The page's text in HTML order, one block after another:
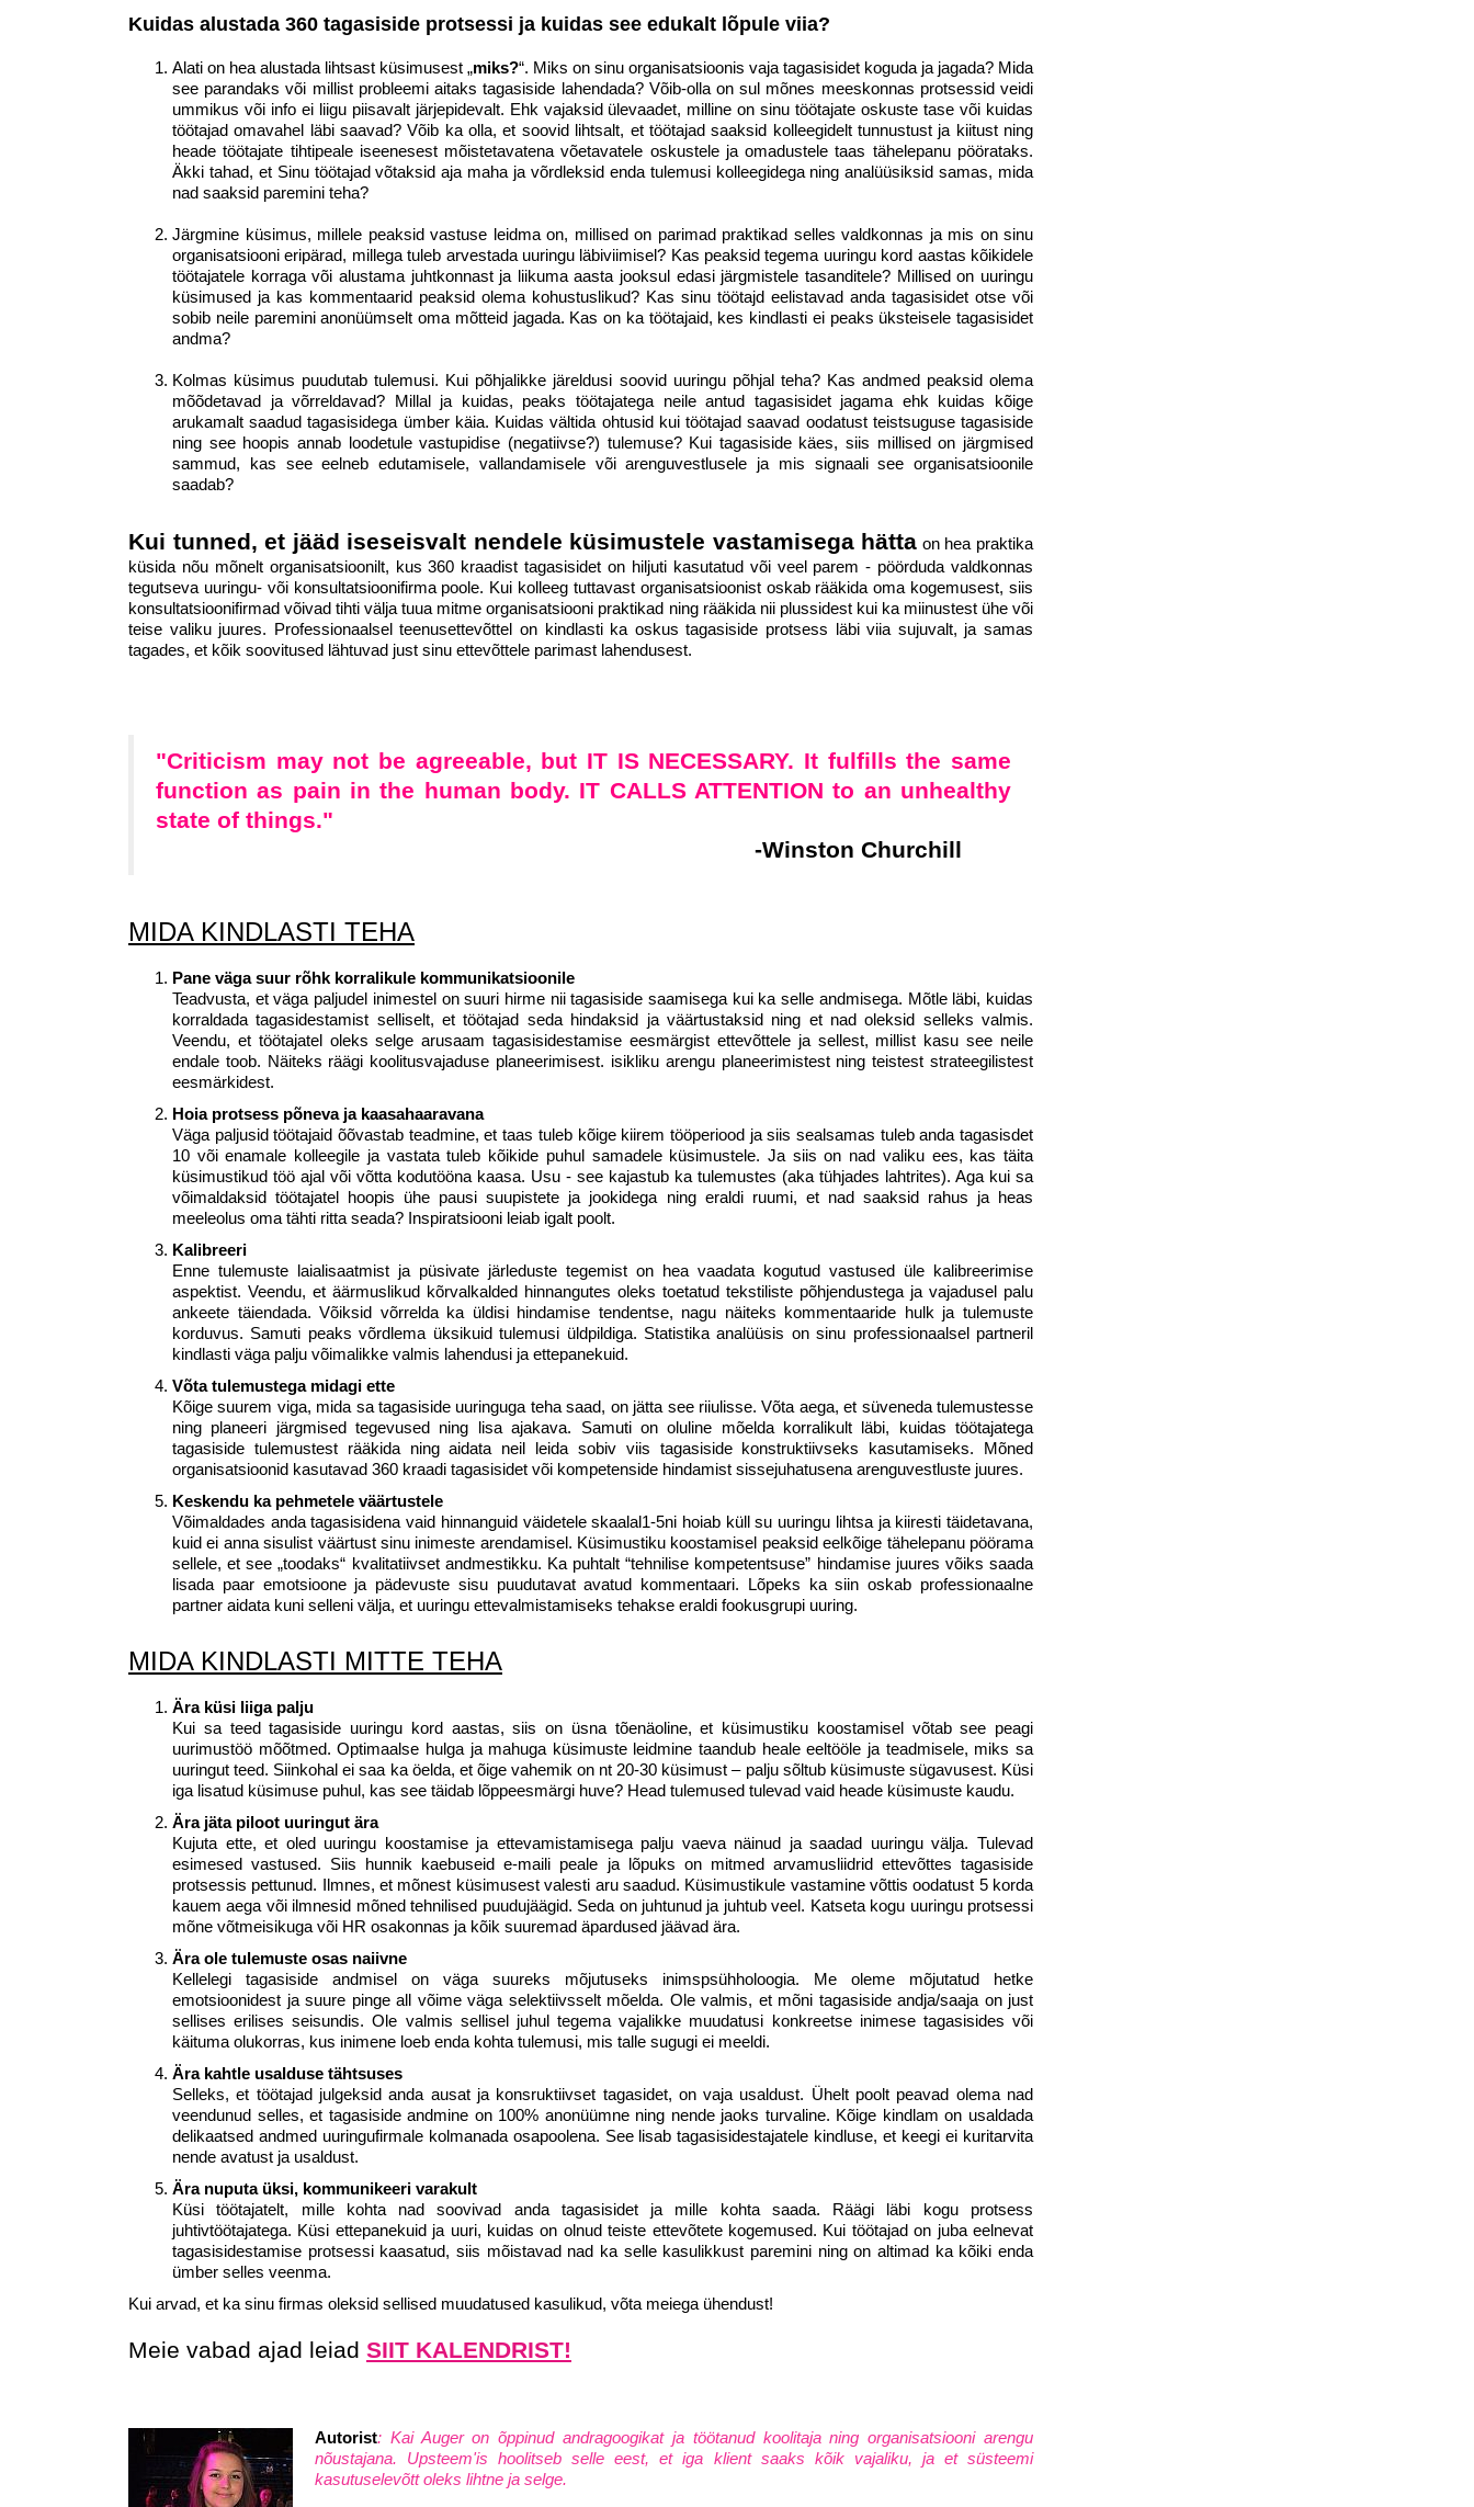
Kuidas alustada 360 tagasiside protsessi ja kuidas see edukalt lõpule viia?
Alati on hea alustada lihtsast küsimusest „miks?“. Miks on sinu organisatsioonis vaja tagasisidet koguda ja jagada? Mida
see parandaks või millist probleemi aitaks tagasiside lahendada? Võib-olla on sul mõnes meeskonnas protsessid veidi
ummikus või info ei liigu piisavalt järjepidevalt. Ehk vajaksid ülevaadet, milline on sinu töötajate oskuste tase või kuidas
töötajad omavahel läbi saavad? Võib ka olla, et soovid lihtsalt, et töötajad saaksid kolleegidelt tunnustust ja kiitust ning
heade töötajate tihtipeale iseenesest mõistetavatena võetavatele oskustele ja omadustele taas tähelepanu pöörataks.
Äkki tahad, et Sinu töötajad võtaksid aja maha ja võrdleksid enda tulemusi kolleegidega ning analüüsiksid samas, mida
nad saaksid paremini teha?
Järgmine küsimus, millele peaksid vastuse leidma on, millised on parimad praktikad selles valdkonnas ja mis on sinu
organisatsiooni eripärad, millega tuleb arvestada uuringu läbiviimisel? Kas peaksid tegema uuringu kord aastas kõikidele
töötajatele korraga või alustama juhtkonnast ja liikuma aasta jooksul edasi järgmistele tasanditele? Millised on uuringu
küsimused ja kas kommentaarid peaksid olema kohustuslikud? Kas sinu töötajd eelistavad anda tagasisidet otse või
sobib neile paremini anonüümselt oma mõtteid jagada. Kas on ka töötajaid, kes kindlasti ei peaks üksteisele tagasisidet
andma?
Kolmas küsimus puudutab tulemusi. Kui põhjalikke järeldusi soovid uuringu põhjal teha? Kas andmed peaksid olema
mõõdetavad ja võrreldavad? Millal ja kuidas, peaks töötajatega neile antud tagasisidet jagama ehk kuidas kõige
arukamalt saadud tagasisidega ümber käia. Kuidas vältida ohtusid kui töötajad saavad oodatust teistsuguse tagasiside
ning see hoopis annab loodetule vastupidise (negatiivse?) tulemuse? Kui tagasiside käes, siis millised on järgmised
sammud, kas see eelneb edutamisele, vallandamisele või arenguvestlusele ja mis signaali see organisatsioonile
saadab?
Kui tunned, et jääd iseseisvalt nendele küsimustele vastamisega hätta on hea praktika
küsida nõu mõnelt organisatsioonilt, kus 360 kraadist tagasisidet on hiljuti kasutatud või veel parem - pöörduda valdkonnas
tegutseva uuringu- või konsultatsioonifirma poole. Kui kolleeg tuttavast organisatsioonist oskab rääkida oma kogemusest, siis
konsultatsioonifirmad võivad tihti välja tuua mitme organisatsiooni praktikad ning rääkida nii plussidest kui ka miinustest ühe või
teise valiku juures. Professionaalsel teenusettevõttel on kindlasti ka oskus tagasiside protsess läbi viia sujuvalt, ja samas
tagades, et kõik soovitused lähtuvad just sinu ettevõttele parimast lahendusest.
"Criticism may not be agreeable, but IT IS NECESSARY. It fulfills the same
function as pain in the human body. IT CALLS ATTENTION to an unhealthy
state of things."
-Winston Churchill
MIDA KINDLASTI TEHA
Pane väga suur rõhk korralikule kommunikatsioonile
Teadvusta, et väga paljudel inimestel on suuri hirme nii tagasiside saamisega kui ka selle andmisega. Mõtle läbi, kuidas
korraldada tagasidestamist selliselt, et töötajad seda hindaksid ja väärtustaksid ning et nad oleksid selleks valmis.
Veendu, et töötajatel oleks selge arusaam tagasisidestamise eesmärgist ettevõttele ja sellest, millist kasu see neile
endale toob. Näiteks räägi koolitusvajaduse planeerimisest. isikliku arengu planeerimistest ning teistest strateegilistest
eesmärkidest.
Hoia protsess põneva ja kaasahaaravana
Väga paljusid töötajaid õõvastab teadmine, et taas tuleb kõige kiirem tööperiood ja siis sealsamas tuleb anda tagasisdet
10 või enamale kolleegile ja vastata tuleb kõikide puhul samadele küsimustele. Ja siis on nad valiku ees, kas täita
küsimustikud töö ajal või võtta kodutööna kaasa. Usu - see kajastub ka tulemustes (aka tühjades lahtrites). Aga kui sa
võimaldaksid töötajatel hoopis ühe pausi suupistete ja jookidega ning eraldi ruumi, et nad saaksid rahus ja heas
meeleolus oma tähti ritta seada? Inspiratsiooni leiab igalt poolt.
Kalibreeri
Enne tulemuste laialisaatmist ja püsivate järleduste tegemist on hea vaadata kogutud vastused üle kalibreerimise
aspektist. Veendu, et äärmuslikud kõrvalkalded hinnangutes oleks toetatud tekstiliste põhjendustega ja vajadusel palu
ankeete täiendada. Võiksid võrrelda ka üldisi hindamise tendentse, nagu näiteks kommentaaride hulk ja tulemuste
korduvus. Samuti peaks võrdlema üksikuid tulemusi üldpildiga. Statistika analüüsis on sinu professionaalsel partneril
kindlasti väga palju võimalikke valmis lahendusi ja ettepanekuid.
Võta tulemustega midagi ette
Kõige suurem viga, mida sa tagasiside uuringuga teha saad, on jätta see riiulisse. Võta aega, et süveneda tulemustesse
ning planeeri järgmised tegevused ning lisa ajakava. Samuti on oluline mõelda korralikult läbi, kuidas töötajatega
tagasiside tulemustest rääkida ning aidata neil leida sobiv viis tagasiside konstruktiivseks kasutamiseks. Mõned
organisatsioonid kasutavad 360 kraadi tagasisidet või kompetenside hindamist sissejuhatusena arenguvestluste juures.
Keskendu ka pehmetele väärtustele
Võimaldades anda tagasisidena vaid hinnanguid väidetele skaalal1-5ni hoiab küll su uuringu lihtsa ja kiiresti täidetavana,
kuid ei anna sisulist väärtust sinu inimeste arendamisel. Küsimustiku koostamisel peaksid eelkõige tähelepanu pöörama
sellele, et see „toodaks“ kvalitatiivset andmestikku. Ka puhtalt “tehnilise kompetentsuse” hindamise juures võiks saada
lisada paar emotsioone ja pädevuste sisu puudutavat avatud kommentaari. Lõpeks ka siin oskab professionaalne
partner aidata kuni selleni välja, et uuringu ettevalmistamiseks tehakse eraldi fookusgrupi uuring.
MIDA KINDLASTI MITTE TEHA
Ära küsi liiga palju
Kui sa teed tagasiside uuringu kord aastas, siis on üsna tõenäoline, et küsimustiku koostamisel võtab see peagi
uurimustöö mõõtmed. Optimaalse hulga ja mahuga küsimuste leidmine taandub heale eeltööle ja teadmisele, miks sa
uuringut teed. Siinkohal ei saa ka öelda, et õige vahemik on nt 20-30 küsimust – palju sõltub küsimuste sügavusest. Küsi
iga lisatud küsimuse puhul, kas see täidab lõppeesmärgi huve? Head tulemused tulevad vaid heade küsimuste kaudu.
Ära jäta piloot uuringut ära
Kujuta ette, et oled uuringu koostamise ja ettevamistamisega palju vaeva näinud ja saadad uuringu välja. Tulevad
esimesed vastused. Siis hunnik kaebuseid e-maili peale ja lõpuks on mitmed arvamusliidrid ettevõttes tagasiside
protsessis pettunud. Ilmnes, et mõnest küsimusest valesti aru saadud. Küsimustikule vastamine võttis oodatust 5 korda
kauem aega või ilmnesid mõned tehnilised puudujäägid. Seda on juhtunud ja juhtub veel. Katseta kogu uuringu protsessi
mõne võtmeisikuga või HR osakonnas ja kõik suuremad äpardused jäävad ära.
Ära ole tulemuste osas naiivne
Kellelegi tagasiside andmisel on väga suureks mõjutuseks inimspsühholoogia. Me oleme mõjutatud hetke
emotsioonidest ja suure pinge all võime väga selektiivsselt mõelda. Ole valmis, et mõni tagasiside andja/saaja on just
sellises erilises seisundis. Ole valmis sellisel juhul tegema vajalikke muudatusi konkreetse inimese tagasisides või
käituma olukorras, kus inimene loeb enda kohta tulemusi, mis talle sugugi ei meeldi.
Ära kahtle usalduse tähtsuses
Selleks, et töötajad julgeksid anda ausat ja konsruktiivset tagasidet, on vaja usaldust. Ühelt poolt peavad olema nad
veendunud selles, et tagasiside andmine on 100% anonüümne ning nende jaoks turvaline. Kõige kindlam on usaldada
delikaatsed andmed uuringufirmale kolmanada osapoolena. See lisab tagasisidestajatele kindluse, et keegi ei kuritarvita
nende avatust ja usaldust.
Ära nuputa üksi, kommunikeeri varakult
Küsi töötajatelt, mille kohta nad soovivad anda tagasisidet ja mille kohta saada. Räägi läbi kogu protsess
juhtivtöötajatega. Küsi ettepanekuid ja uuri, kuidas on olnud teiste ettevõtete kogemused. Kui töötajad on juba eelnevat
tagasisidestamise protsessi kaasatud, siis mõistavad nad ka selle kasulikkust paremini ning on altimad ka kõiki enda
ümber selles veenma.
Kui arvad, et ka sinu firmas oleksid sellised muudatused kasulikud, võta meiega ühendust!
Meie vabad ajad leiad SIIT KALENDRIST!
Autorist: Kai Auger on õppinud andragoogikat ja töötanud koolitaja ning organisatsiooni arengu
nõustajana. Upsteem'is hoolitseb selle eest, et iga klient saaks kõik vajaliku, ja et süsteemi
kasutuselevõtt oleks lihtne ja selge.
Ära jää ilma uudistest ja põnevatest lugudest
personaliarenduse valdkonnas
Liitun